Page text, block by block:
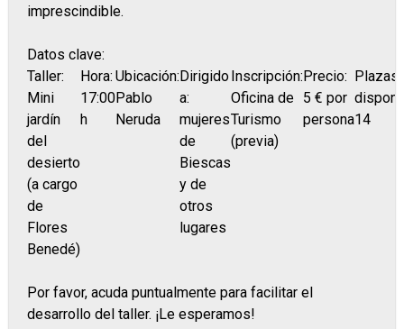
imprescindible.
Datos clave:
Taller:
Mini
jardín
del
desierto
(a cargo
de
Flores
Benedé)
Hora:
17:00
h
Ubicación:
Pablo
Neruda
Dirigido
a:
mujeres
de
Biescas
y de
otros
lugares
Inscripción:
Oficina de
Turismo
(previa)
Precio:
5 € por
persona
Plazas
14
Por favor, acuda puntualmente para facilitar el
desarrollo del taller. ¡Le esperamos!